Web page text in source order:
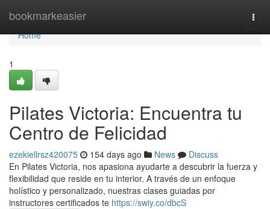
bookmarkeasier
Home
Home
1
Pilates Victoria: Encuentra tu
Centro de Felicidad
ezekiellrsz420075 154 days ago News
Discuss
En Pilates Victoria, nos apasiona ayudarte a descubrir la fuerza y
flexibilidad que reside en tu interior. A través de un enfoque
holístico y personalizado, nuestras clases guiadas por
instructores certificados te https://swiy.co/dbcS